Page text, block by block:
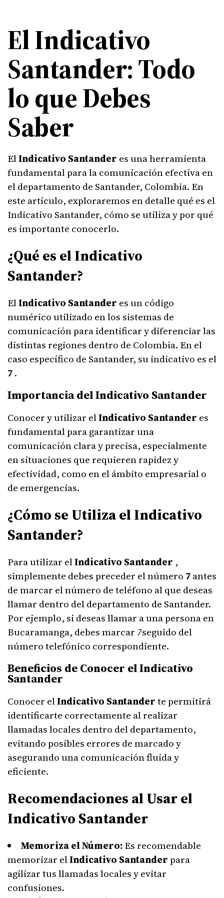
El Indicativo
Santander: Todo
lo que Debes
Saber
ElIndicativo Santander es una herramienta
fundamental para la comunicación efectiva en
el departamento de Santander, Colombia. En
este artículo, exploraremos en detalle qué es el
Indicativo Santander, cómo se utiliza y por qué
es importante conocerlo.
¿Qué es el Indicativo
Santander?
ElIndicativo Santander es un código
numérico utilizado en los sistemas de
comunicación para identificar y diferenciar las
distintas regiones dentro de Colombia. En el
caso específico de Santander, su indicativo es el
7.
Importancia del Indicativo Santander
Conocer y utilizar elIndicativo Santander es
fundamental para garantizar una
comunicación clara y precisa, especialmente
en situaciones que requieren rapidez y
efectividad, como en el ámbito empresarial o
de emergencias.
¿Cómo se Utiliza el Indicativo
Santander?
Para utilizar elIndicativo Santander ,
simplemente debes preceder el número 7antes
de marcar el número de teléfono al que deseas
llamar dentro del departamento de Santander.
Por ejemplo, si deseas llamar a una persona en
Bucaramanga, debes marcar 7seguido del
número telefónico correspondiente.
Beneficios de Conocer el Indicativo
Santander
Conocer elIndicativo Santanderte permitirá
identificarte correctamente al realizar
llamadas locales dentro del departamento,
evitando posibles errores de marcado y
asegurando una comunicación fluida y
eficiente.
Recomendaciones al Usar el
Indicativo Santander
Memoriza el Número:Es recomendable
memorizar elIndicativo Santanderpara
agilizar tus llamadas locales y evitar
confusiones.